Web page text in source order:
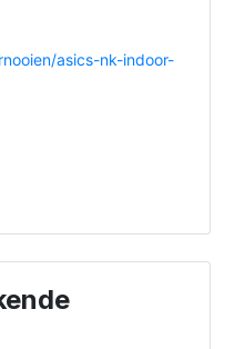
asics-nk-indoor-